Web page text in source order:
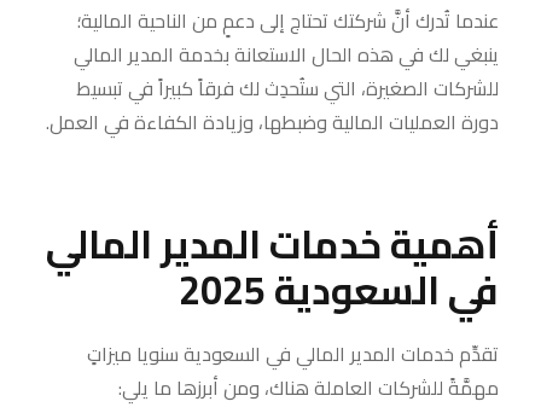
عندما تُدرك أنَّ شركتك تحتاج إلى دعمٍ من الناحية المالية؛
ينبغي لك في هذه الحال الاستعانة بخدمة المدير المالي
للشركات الصغيرة، التي ستُحدِث لك فرقاً كبيراً في تبسيط
دورة العمليات المالية وضبطها، وزيادة الكفاءة في العمل.
أهمية خدمات المدير المالي
في السعودية 2025
تقدِّم خدمات المدير المالي في السعودية سنويا ميزاتٍ
مهمَّةً للشركات العاملة هناك، ومن أبرزها ما يلي: